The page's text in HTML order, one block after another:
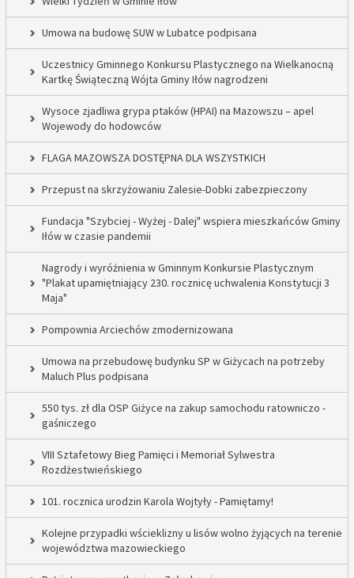
Umowa na budowę SUW w Lubatce podpisana
Uczestnicy Gminnego Konkursu Plastycznego na Wielkanocną
Kartkę Świąteczną Wójta Gminy Iłów nagrodzeni
Wysoce zjadliwa grypa ptaków (HPAI) na Mazowszu – apel
Wojewody do hodowców
FLAGA MAZOWSZA DOSTĘPNA DLA WSZYSTKICH
Przepust na skrzyżowaniu Zalesie-Dobki zabezpieczony
Fundacja "Szybciej - Wyżej - Dalej" wspiera mieszkańców Gminy
Iłów w czasie pandemii
Nagrody i wyróżnienia w Gminnym Konkursie Plastycznym
"Plakat upamiętniający 230. rocznicę uchwalenia Konstytucji 3
Maja"
Pompownia Arciechów zmodernizowana
Umowa na przebudowę budynku SP w Giżycach na potrzeby
Maluch Plus podpisana
550 tys. zł dla OSP Giżyce na zakup samochodu ratowniczo -
gaśniczego
VIII Sztafetowy Bieg Pamięci i Memoriał Sylwestra
Rozdżestwieńskiego
101. rocznica urodzin Karola Wojtyły - Pamiętamy!
Kolejne przypadki wścieklizny u lisów wolno żyjących na terenie
województwa mazowieckiego